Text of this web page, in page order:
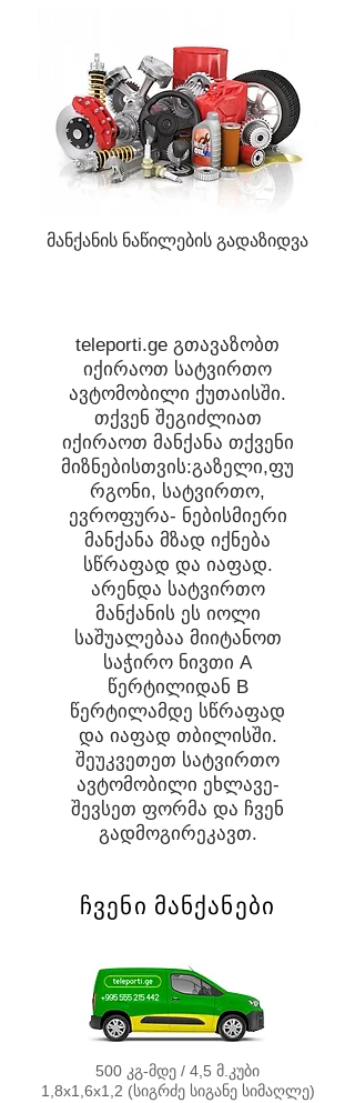
მანქანის ნაწილების გადაზიდვა
teleporti.ge გთავაზობთ
იქირაოთ სატვირთო
ავტომობილი ქუთაისში.
თქვენ შეგიძლიათ
იქირაოთ მანქანა თქვენი
მიზნებისთვის:გაზელი,ფუ
რგონი, სატვირთო,
ევროფურა- ნებისმიერი
მანქანა მზად იქნება
სწრაფად და იაფად.
არენდა სატვირთო
მანქანის ეს იოლი
საშუალებაა მიიტანოთ
საჭირო ნივთი A
წერტილიდან B
წერტილამდე სწრაფად
და იაფად თბილისში.
შეუკვეთეთ სატვირთო
ავტომობილი ეხლავე-
შევსეთ ფორმა და ჩვენ
გადმოგირეკავთ.
ჩვენი მანქანები
500 კგ-მდე / 4,5 მ.კუბი
1,8х1,6х1,2 (სიგრძე სიგანე სიმაღლე)